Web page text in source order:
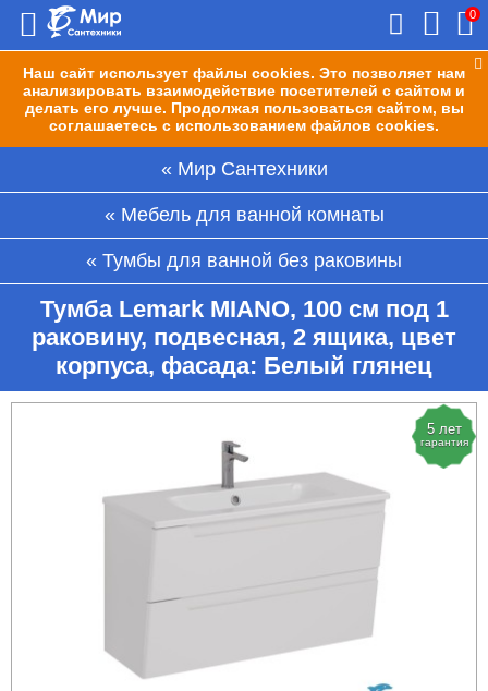
Наш сайт использует файлы cookies. Это позволяет нам
анализировать взаимодействие посетителей с сайтом и
делать его лучше. Продолжая пользоваться сайтом, вы
соглашаетесь с использованием файлов cookies.
0
Мир Сантехники
Мебель для ванной комнаты
Тумбы для ванной без раковины
Тумба Lemark MIANO, 100 см под 1
раковину, подвесная, 2 ящика, цвет
корпуса, фасада: Белый глянец
5 лет
гарантия